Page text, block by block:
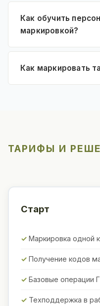
Как обучить
маркировкой?
Как маркировать
ТАРИФЫ И
Старт
Маркировка одной
Получение кодов
Базовые операции
Техподдержка в